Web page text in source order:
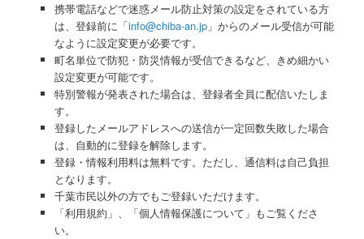
携帯電話などで迷惑メール防止対策の設定をされている方
は、登録前に「info@chiba-an.jp」からのメール受信が可能
なように設定変更が必要です。
町名単位で防犯・防災情報が受信できるなど、きめ細かい
設定変更が可能です。
特別警報が発表された場合は、登録者全員に配信いたしま
す。
登録したメールアドレスへの送信が一定回数失敗した場合
は、自動的に登録を解除します。
登録・情報利用料は無料です。ただし、通信料は自己負担
となります。
千葉市民以外の方でもご登録いただけます。
「利用規約」、「個人情報保護について」もご覧くださ
い。